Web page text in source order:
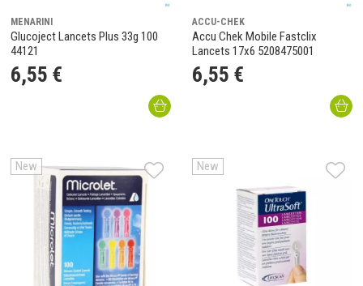
MENARINI
Glucoject Lancets Plus 33g 100
44121
6,55 €
ACCU-CHEK
Accu Chek Mobile Fastclix
Lancets 17x6 5208475001
6,55 €
New New